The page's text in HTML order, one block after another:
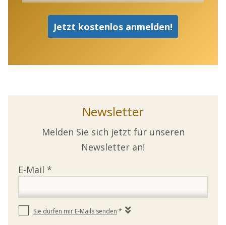
Newsletter
Melden Sie sich jetzt für unseren
Newsletter an!